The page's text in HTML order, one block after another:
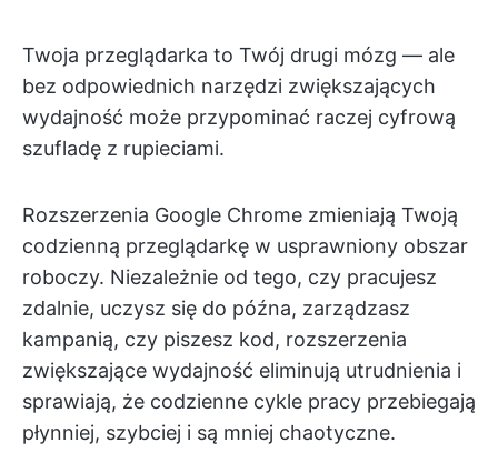
Twoja przeglądarka to Twój drugi mózg — ale
bez odpowiednich narzędzi zwiększających
wydajność może przypominać raczej cyfrową
szufladę z rupieciami.
Rozszerzenia Google Chrome zmieniają Twoją
codzienną przeglądarkę w usprawniony obszar
roboczy. Niezależnie od tego, czy pracujesz
zdalnie, uczysz się do późna, zarządzasz
kampanią, czy piszesz kod, rozszerzenia
zwiększające wydajność eliminują utrudnienia i
sprawiają, że codzienne cykle pracy przebiegają
płynniej, szybciej i są mniej chaotyczne.